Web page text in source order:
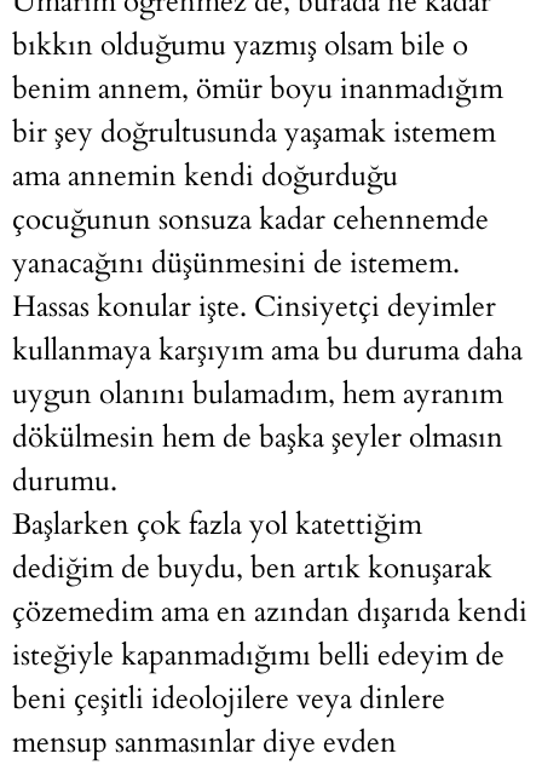
bıkkın olduğumu yazmış olsam bile o
benim annem, ömür boyu inanmadığım
bir şey doğrultusunda yaşamak istemem
ama annemin kendi doğurduğu
çocuğunun sonsuza kadar cehennemde
yanacağını düşünmesini de istemem.
Hassas konular işte. Cinsiyetçi deyimler
kullanmaya karşıyım ama bu duruma daha
uygun olanını bulamadım, hem ayranım
dökülmesin hem de başka şeyler olmasın
durumu.
Başlarken çok fazla yol katettiğim
dediğim de buydu, ben artık konuşarak
çözemedim ama en azından dışarıda kendi
isteğiyle kapanmadığımı belli edeyim de
beni çeşitli ideolojilere veya dinlere
mensup sanmasınlar diye evden